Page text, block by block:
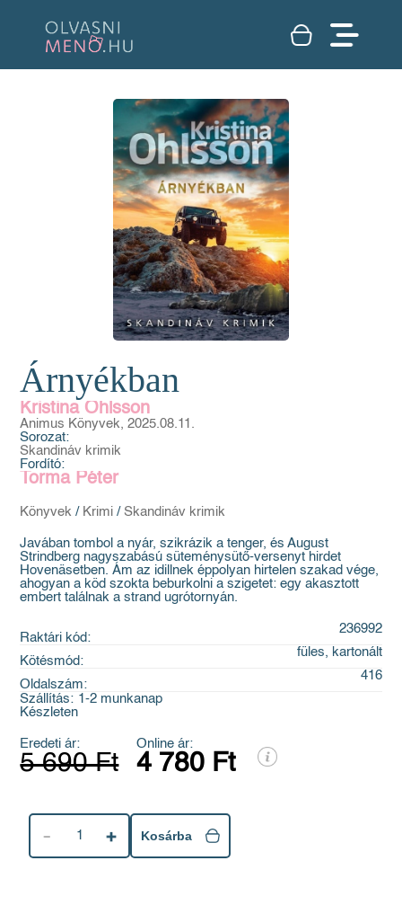
Árnyékban
Kristina Ohlsson
Animus Könyvek, 2025.08.11.
Sorozat:
Skandináv krimik
Fordító:
Torma Péter
Könyvek / Krimi / Skandináv krimik
Javában tombol a nyár, szikrázik a tenger, és August
Strindberg nagyszabású süteménysütő-versenyt hirdet
Hovenäsetben. Ám az idillnek éppolyan hirtelen szakad vége,
ahogyan a köd szokta beburkolni a szigetet: egy akasztott
embert találnak a strand ugrótornyán.
Raktári kód:
236992
Kötésmód:
füles, kartonált
Oldalszám:
416
Szállítás: 1-2 munkanap
Készleten
Eredeti ár:
5 690 Ft
Online ár:
4 780 Ft
1 Kosárba